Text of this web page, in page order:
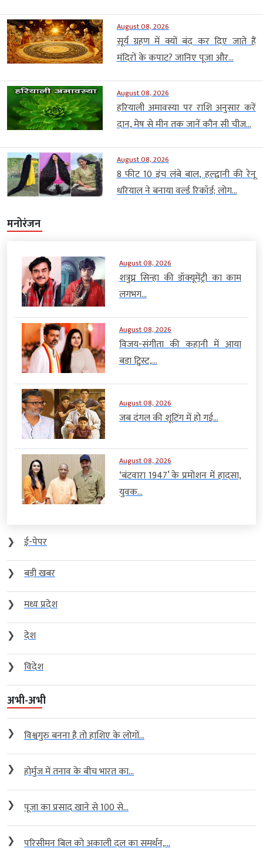
August 08, 2026
सूर्य ग्रहण में क्यों बंद कर दिए जाते हैं
मंदिरों के कपाट? जानिए पूजा और...
August 08, 2026
हरियाली अमावस्या पर राशि अनुसार करें
दान, मेष से मीन तक जानें कौन सी चीज...
August 08, 2026
8 फीट 10 इंच लंबे बाल, हल्द्वानी की रेनू
धरियाल ने बनाया वर्ल्ड रिकॉर्ड; लोग...
मनोरंजन
August 08, 2026
शत्रुघ्न सिन्हा की डॉक्यूमेंट्री का काम
लगभग...
August 08, 2026
विजय-संगीता की कहानी में आया
बड़ा ट्विस्ट,...
August 08, 2026
जब दंगल की शूटिंग में हो गई...
August 08, 2026
‘बंटवारा 1947’ के प्रमोशन में हादसा,
युवक...
❯
ई-पेपर
❯
बड़ी खबर
❯
मध्य प्रदेश
❯
देश
❯
विदेश
अभी-अभी
❯ विश्वगुरु बनना है तो हाशिए के लोगों...
❯ होर्मुज में तनाव के बीच भारत का...
❯ पूजा का प्रसाद खाने से 100 से...
❯ परिसीमन बिल को अकाली दल का समर्थन,...